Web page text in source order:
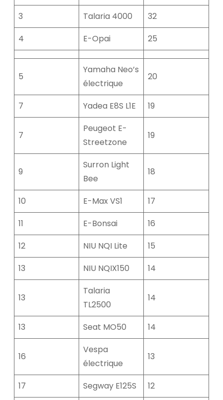
3
Talaria 4000
32
4
E-Opai 25
5
Yamaha Neo’s
électrique
20
7 Yadea E8S L1E 19
7
Peugeot E-
Streetzone
19
9
Surron Light
Bee
18
10 E-Max VS1
17
11
E-Bonsai
16
12
NIU NQI Lite
15
13
NIU NQIX150 14
13
Talaria
TL2500
14
13 Seat MO50 14
16
Vespa
électrique
13
17 Segway E125S
12